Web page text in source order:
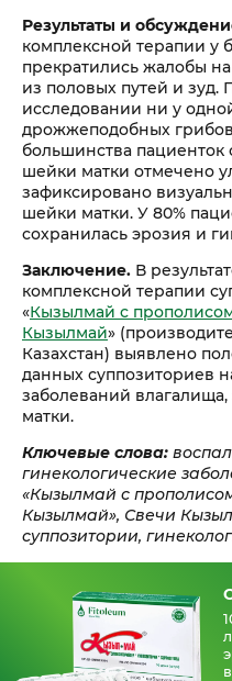
Результаты и
комплексной терапии у
прекратились жалобы
из половых путей и зуд.
исследовании ни у
дрожжеподобных
большинства пациенток
шейки матки отмечено
зафиксировано
шейки матки. У 80%
сохранилась эрозия и
Заключение. В
комплексной терапии
«Кызылмай с
Кызылмай»
Казахстан) выявлено
данных суппозиториев
заболеваний
матки.
Ключевые слова:
гинекологические
«Кызылмай с
Кызылмай», Свечи
суппозитории,